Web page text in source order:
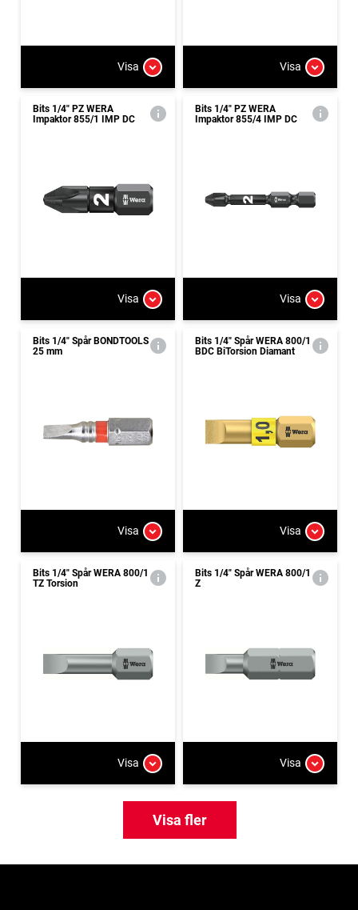
Visa Visa
Bits 1/4" PZ WERA
Impaktor 855/1 IMP DC
Visa
Bits 1/4" PZ WERA
Impaktor 855/4 IMP DC
Visa
Bits 1/4" Spår BONDTOOLS
25 mm
Visa
Bits 1/4" Spår WERA 800/1
BDC BiTorsion Diamant
Visa
Bits 1/4" Spår WERA 800/1
TZ Torsion
Visa
Bits 1/4" Spår WERA 800/1
Z
Visa
Visa fler